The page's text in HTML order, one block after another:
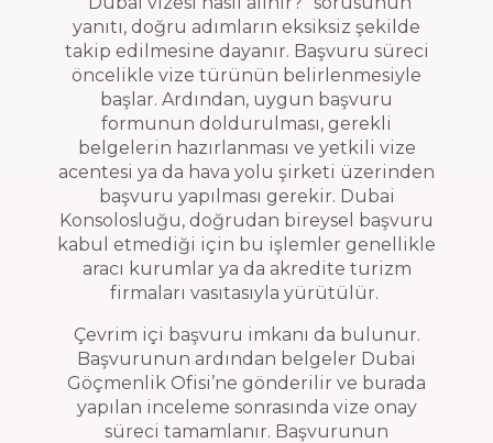
yanıtı, doğru adımların eksiksiz şekilde
takip edilmesine dayanır. Başvuru süreci
öncelikle vize türünün belirlenmesiyle
başlar. Ardından, uygun başvuru
formunun doldurulması, gerekli
belgelerin hazırlanması ve yetkili vize
acentesi ya da hava yolu şirketi üzerinden
başvuru yapılması gerekir. Dubai
Konsolosluğu, doğrudan bireysel başvuru
kabul etmediği için bu işlemler genellikle
aracı kurumlar ya da akredite turizm
firmaları vasıtasıyla yürütülür.
Çevrim içi başvuru imkanı da bulunur.
Başvurunun ardından belgeler Dubai
Göçmenlik Ofisi’ne gönderilir ve burada
yapılan inceleme sonrasında vize onay
süreci tamamlanır. Başvurunun